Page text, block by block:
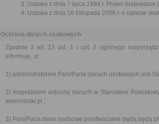
Ustawa z dnia 7 lipca 1994 r. Prawo budowlane
Ustawa z dnia 16 listopada 2006 r. o opłacie
Ochrona danych osobowych
Zgodnie z art. 13 ust. 1 i ust. 2 ogólnego
informuję, iż:
1) administratorem Pani/Pana danych osobowych jest
2) inspektorem ochrony danych w Starostwie
wolominski.pl ;
3) Pani/Pana dane osobowe przetwarzane będą będą